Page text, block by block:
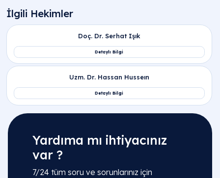
Yardıma mı ihtiyacınız
var ?
7/24 tüm soru ve sorunlarınız için